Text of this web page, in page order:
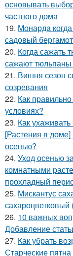
основывать
частного дома
19. Монарда
садовый бергамот
20. Когда сажать
сажают тюльпаны
21. Вишня сезон
созревания
22. Как
условиях?
23. Как
[Растения в
осенью?
24. Уход осенью
комнатными
прохладный
25. Мискантус
26. 10 важных
Добавление
27. Как убрать
Старческие